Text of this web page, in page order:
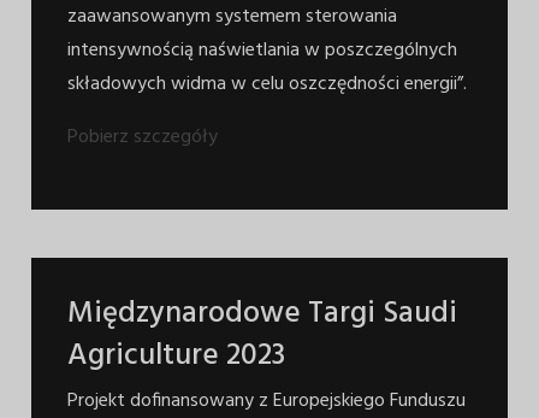
zaawansowanym systemem sterowania
intensywnością naświetlania w poszczególnych
składowych widma w celu oszczędności energii”.
Pobierz szczegóły
Międzynarodowe Targi Saudi
Agriculture 2023
Projekt dofinansowany z Europejskiego Funduszu